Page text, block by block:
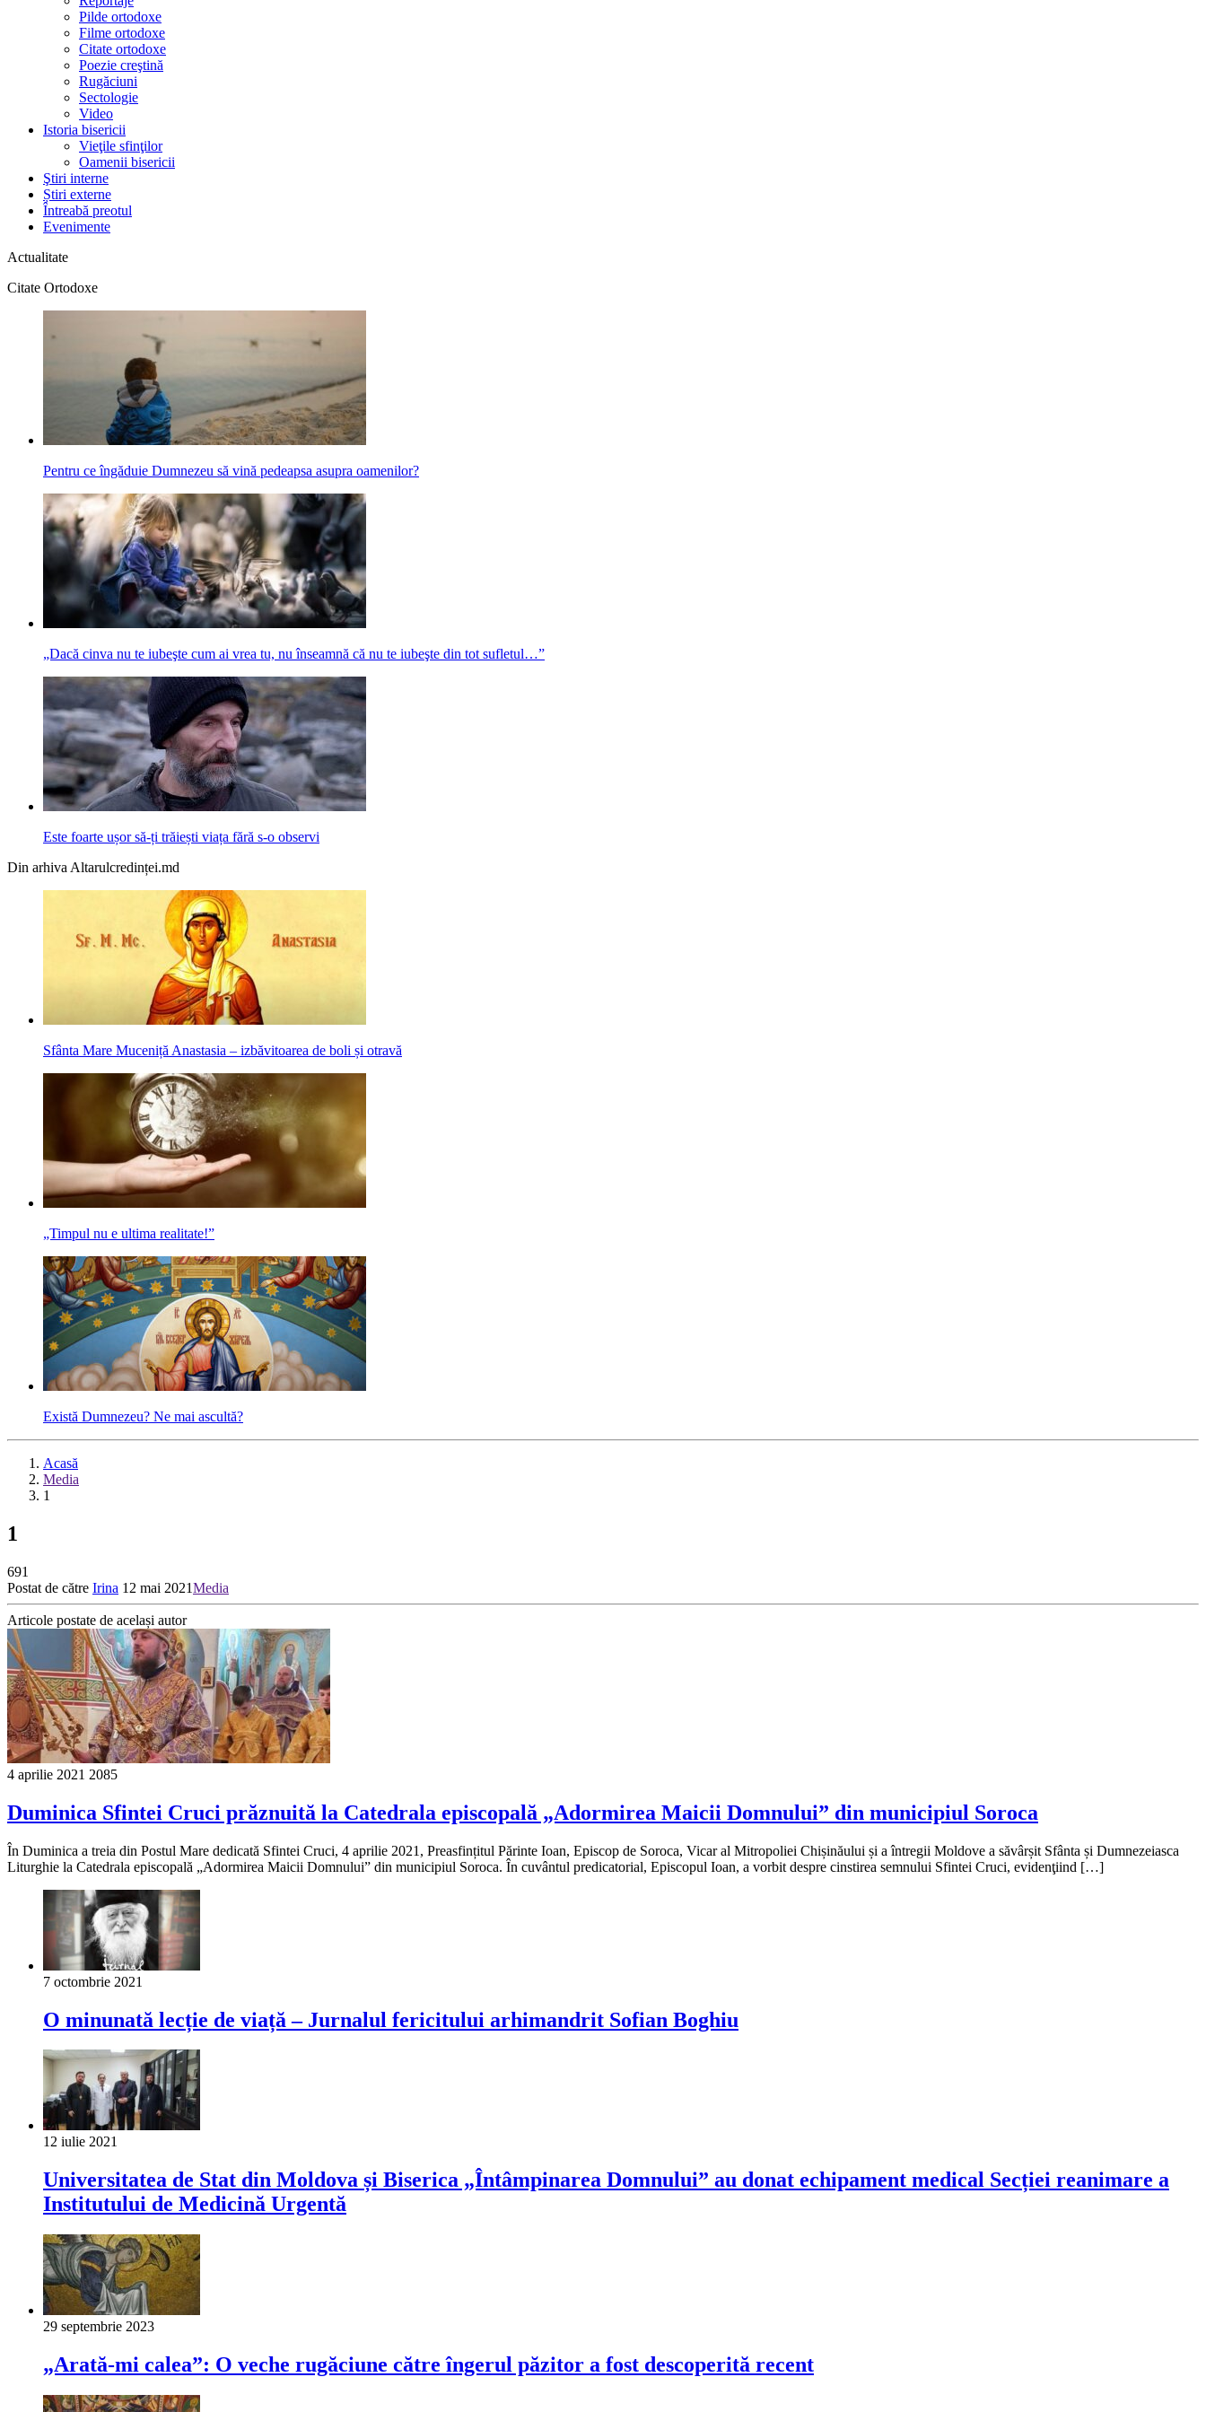
Pilde ortodoxe
Filme ortodoxe
Citate ortodoxe
Poezie creştină
Rugăciuni
Sectologie
Video
Istoria bisericii
Vieţile sfinţilor
Oamenii bisericii
Ştiri interne
Știri externe
Întreabă preotul
Evenimente
Actualitate
Citate Ortodoxe
Pentru ce îngăduie Dumnezeu să vină pedeapsa asupra oamenilor?
„Dacă cinva nu te iubeşte cum ai vrea tu, nu înseamnă că nu te iubeşte din tot sufletul…”
Este foarte ușor să-ți trăiești viața fără s-o observi
Din arhiva Altarulcredinței.md
Sfânta Mare Muceniță Anastasia – izbăvitoarea de boli și otravă
„Timpul nu e ultima realitate!”
Există Dumnezeu? Ne mai ascultă?
Acasă
Media
1
1
691
Postat de către Irina 12 mai 2021Media
Articole postate de același autor
4 aprilie 2021 2085
Duminica Sfintei Cruci prăznuită la Catedrala episcopală „Adormirea Maicii Domnului” din municipiul Soroca
În Duminica a treia din Postul Mare dedicată Sfintei Cruci, 4 aprilie 2021, Preasfințitul Părinte Ioan, Episcop de Soroca, Vicar al Mitropoliei Chișinăului și a întregii Moldove a săvârșit Sfânta și Dumnezeiasca
Liturghie la Catedrala episcopală „Adormirea Maicii Domnului” din municipiul Soroca. În cuvântul predicatorial, Episcopul Ioan, a vorbit despre cinstirea semnului Sfintei Cruci, evidenţiind […]
7 octombrie 2021
O minunată lecție de viață – Jurnalul fericitului arhimandrit Sofian Boghiu
12 iulie 2021
Universitatea de Stat din Moldova și Biserica „Întâmpinarea Domnului” au donat echipament medical Secției reanimare a
Institutului de Medicină Urgentă
29 septembrie 2023
„Arată-mi calea”: O veche rugăciune către îngerul păzitor a fost descoperită recent